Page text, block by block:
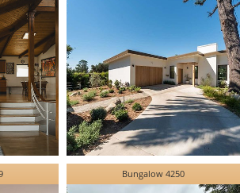
Bungalow 4250